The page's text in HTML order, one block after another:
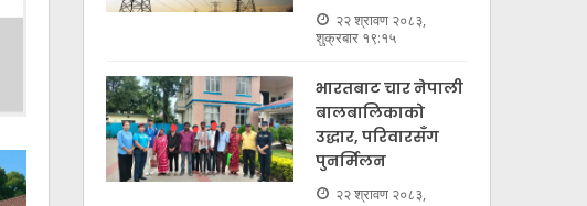
२२ श्रावण २०८३,
शुक्रबार १९:१५
भारतबाट चार नेपाली
बालबालिकाको
उद्धार, परिवारसँग
पुनर्मिलन
२२ श्रावण २०८३,